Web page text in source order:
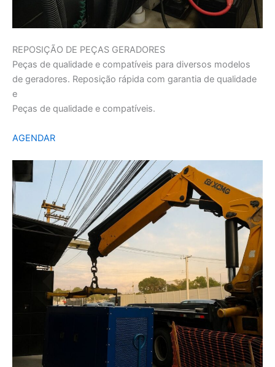
REPOSIÇÃO DE PEÇAS GERADORES
Peças de qualidade e compatíveis para diversos modelos
de geradores. Reposição rápida com garantia de qualidade
e
Peças de qualidade e compatíveis.
AGENDAR